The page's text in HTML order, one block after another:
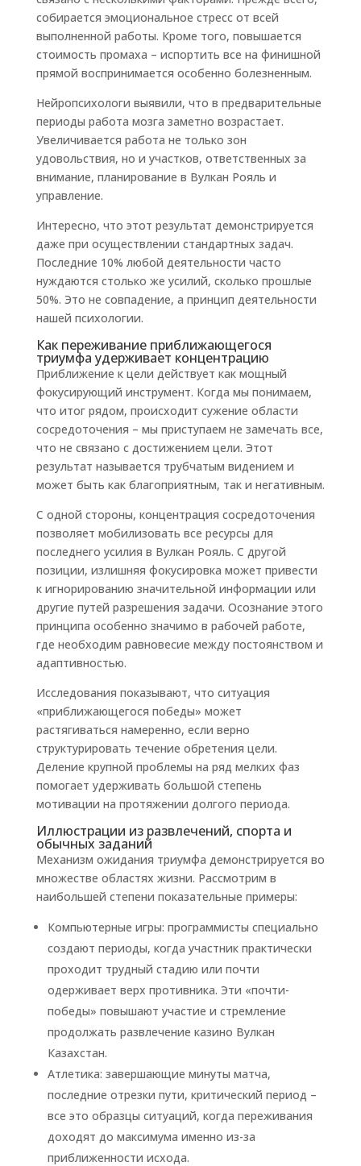
собирается эмоциональное стресс от всей
выполненной работы. Кроме того, повышается
стоимость промаха – испортить все на финишной
прямой воспринимается особенно болезненным.
Нейропсихологи выявили, что в предварительные
периоды работа мозга заметно возрастает.
Увеличивается работа не только зон
удовольствия, но и участков, ответственных за
внимание, планирование в Вулкан Рояль и
управление.
Интересно, что этот результат демонстрируется
даже при осуществлении стандартных задач.
Последние 10% любой деятельности часто
нуждаются столько же усилий, сколько прошлые
50%. Это не совпадение, а принцип деятельности
нашей психологии.
Как переживание приближающегося
триумфа удерживает концентрацию
Приближение к цели действует как мощный
фокусирующий инструмент. Когда мы понимаем,
что итог рядом, происходит сужение области
сосредоточения – мы приступаем не замечать все,
что не связано с достижением цели. Этот
результат называется трубчатым видением и
может быть как благоприятным, так и негативным.
С одной стороны, концентрация сосредоточения
позволяет мобилизовать все ресурсы для
последнего усилия в Вулкан Рояль. С другой
позиции, излишняя фокусировка может привести
к игнорированию значительной информации или
другие путей разрешения задачи. Осознание этого
принципа особенно значимо в рабочей работе,
где необходим равновесие между постоянством и
адаптивностью.
Исследования показывают, что ситуация
«приближающегося победы» может
растягиваться намеренно, если верно
структурировать течение обретения цели.
Деление крупной проблемы на ряд мелких фаз
помогает удерживать большой степень
мотивации на протяжении долгого периода.
Иллюстрации из развлечений, спорта и
обычных заданий
Механизм ожидания триумфа демонстрируется во
множестве областях жизни. Рассмотрим в
наибольшей степени показательные примеры:
Компьютерные игры: программисты специально
создают периоды, когда участник практически
проходит трудный стадию или почти
одерживает верх противника. Эти «почти-
победы» повышают участие и стремление
продолжать развлечение казино Вулкан
Казахстан.
Атлетика: завершающие минуты матча,
последние отрезки пути, критический период –
все это образцы ситуаций, когда переживания
доходят до максимума именно из-за
приближенности исхода.